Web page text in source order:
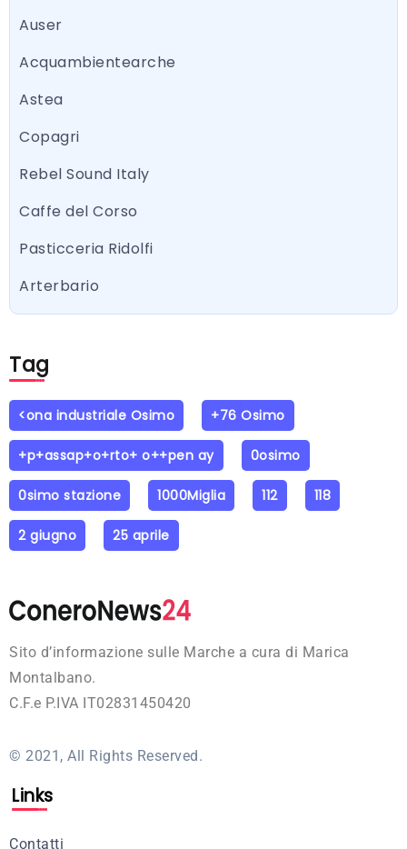
Auser
Acquambientearche
Astea
Copagri
Rebel Sound Italy
Caffe del Corso
Pasticceria Ridolfi
Arterbario
Tag
<ona industriale Osimo +76 Osimo
+p+assap+o+rto+ o++pen ay 0osimo
0simo stazione 1000Miglia 112 118
2 giugno 25 aprile
Sito d’informazione sulle Marche a cura di Marica
Montalbano.
C.F.e P.IVA IT02831450420
© 2021, All Rights Reserved.
Links
Contatti